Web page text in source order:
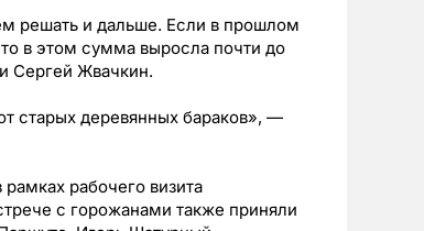
решать и дальше. Если в прошлом
в этом сумма выросла почти до
Сергей Жвачкин.
старых деревянных бараков», —
рабочего визита
с горожанами также приняли